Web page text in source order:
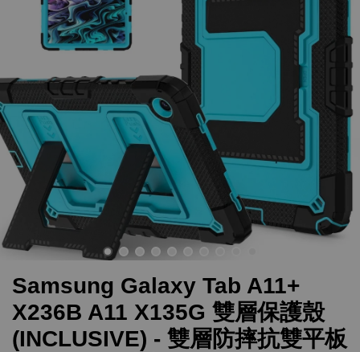
Samsung Galaxy Tab A11+
X236B A11 X135G 雙層保護殼
(INCLUSIVE) - 雙層防摔抗雙平板